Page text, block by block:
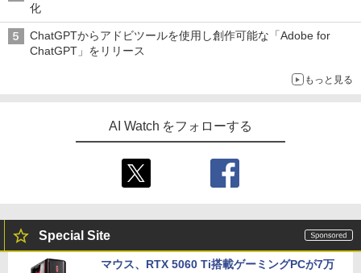
5
シリコンパワー デスクトップPC用 メモ
リ DDR4 3200 PC4-25600 16GB x 2枚
(32GB) 288Pin 1.2V CL22 SP032GBLF
化
ChatGPTからアドビツールを使用し創作可能な「Adobe for
ChatGPT」をリリース
もっと見る
AI Watch をフォローする
Special Site
マウス、RTX 5060 Ti搭載ゲーミングPCが7万